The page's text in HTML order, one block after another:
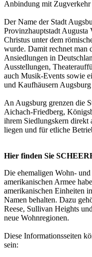
Anbindung mit
Der Name der Stadt
Provinzhauptstadt
Christus unter dem
wurde. Damit rechnet man
Ansiedlungen in
Ausstellungen,
auch Musik-Events sowie
und Kaufhäusern
An Augsburg grenzen die
Aichach-Friedberg,
ihrem Siedlungskern direkt
liegen und für etliche
Hier finden Sie
Die ehemaligen Wohn-
amerikanischen Armee
amerikanischen Einheiten
Namen behalten. Dazu
Reese, Sullivan Heights
neue Wohnregionen.
Diese Informationsseiten
sein: